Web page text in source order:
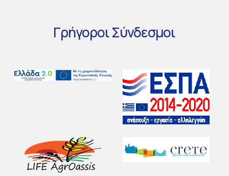
ΓρήγοροιΣύνδεσμοι